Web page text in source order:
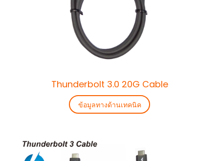
Thunderbolt 3.0 20G Cable
ข้อมูลทางด้านเทคนิค